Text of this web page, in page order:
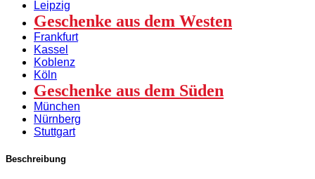
Leipzig
Geschenke aus dem Westen
Frankfurt
Kassel
Koblenz
Köln
Geschenke aus dem Süden
München
Nürnberg
Stuttgart
Beschreibung